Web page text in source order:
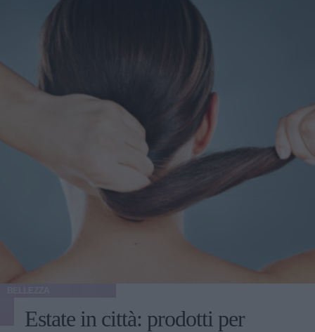
Estate in città: prodotti per